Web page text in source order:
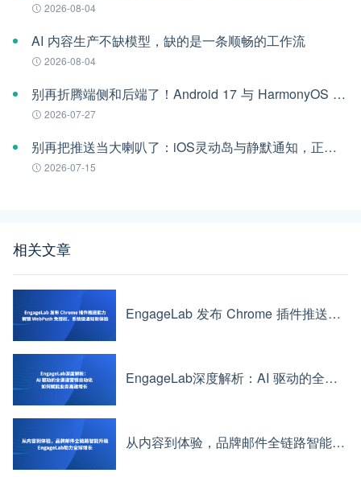
2026-08-04
AI 内容生产不缺模型，缺的是一条顺畅的工作流
2026-08-04
别再折腾端侧和后端了！Android 17 与 HarmonyOS 6 时代的跨平台推送指南
2026-07-27
别再把推送当大喇叭了：iOS灵动岛与静默通知，正在重构App的留存法则
2026-07-15
相关文章
EngageLab 发布 Chrome 插件推送能力：解锁 WebPush 免授权、系统级通知新体验
EngageLab深度解析：AI 驱动的全渠道营销自动化如何赋能业务高速增长
从内容到体验，品牌邮件全链路智能升级——EngageLab助力全球增长